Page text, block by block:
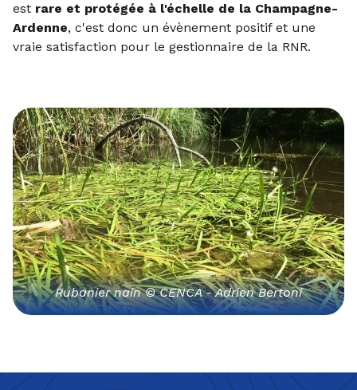
est rare et protégée à l'échelle de la Champagne-
Ardenne, c'est donc un évènement positif et une
vraie satisfaction pour le gestionnaire de la RNR.
Rubanier nain © CENCA - Adrien Bertoni